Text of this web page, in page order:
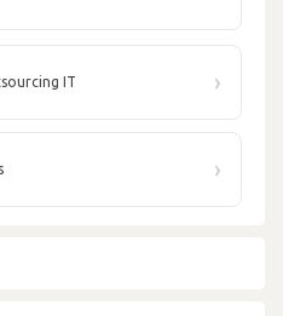
IT ›
›